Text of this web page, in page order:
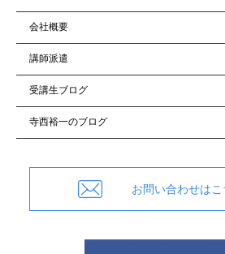
会社概要
講師派遣
受講生ブログ
寺西裕一のブログ
お問い合わせはこ